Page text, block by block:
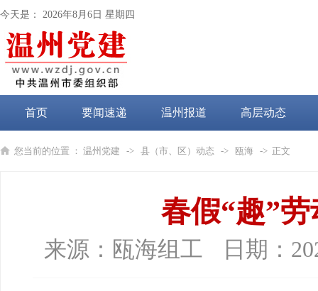
今天是： 2026年8月6日 星期四
首页 要闻速递 温州报道 高层动态
党纪学习教育
您当前的位置 ： 温州党建 -> 县（市、区）动态 -> 瓯海 -> 正文
春假“趣”
来源： 瓯海组工 日期：